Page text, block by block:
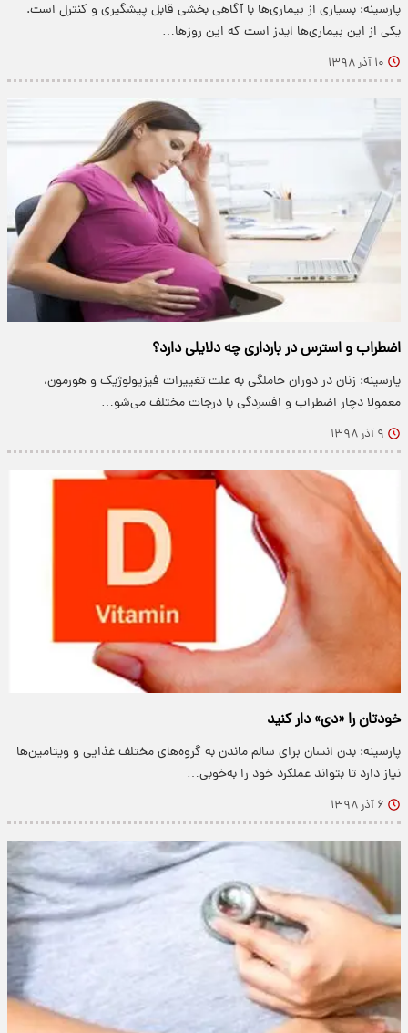
پارسینه: بسیاری از بیماری‌ها با آگاهی بخشی قابل پیشگیری و کنترل است.
یکی از این بیماری‌ها ایدز است که این روزها…
۱۰ آذر ۱۳۹۸
اضطراب و استرس در بارداری چه دلایلی دارد؟
پارسینه: زنان در دوران حاملگی به علت تغییرات فیزیولوژیک و هورمون،
معمولا دچار اضطراب و افسردگی با درجات مختلف می‌شو…
۹ آذر ۱۳۹۸
خودتان را «دی» دار کنید
پارسینه: بدن انسان برای سالم ماندن به گروه‌های مختلف غذایی و ویتامین‌ها
نیاز دارد تا بتواند عملکرد خود را به‌خوبی…
۶ آذر ۱۳۹۸